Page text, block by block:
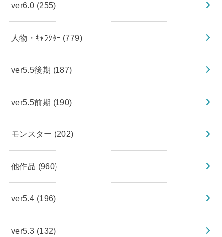
ver6.0 (255)
人物・ｷｬﾗｸﾀｰ (779)
ver5.5後期 (187)
ver5.5前期 (190)
モンスター (202)
他作品 (960)
ver5.4 (196)
ver5.3 (132)